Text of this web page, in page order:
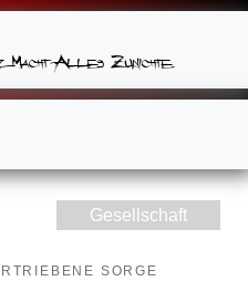
Gesellschaft
SORGE